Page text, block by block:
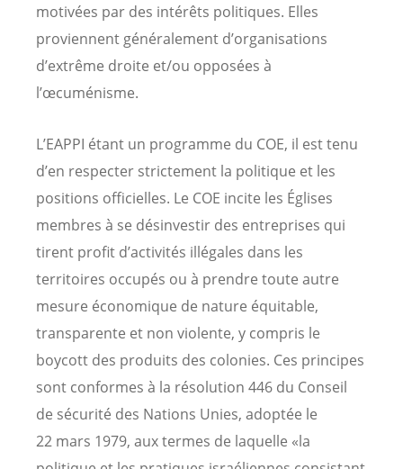
motivées par des intérêts politiques. Elles
proviennent généralement d’organisations
d’extrême droite et/ou opposées à
l’œcuménisme.
L’EAPPI étant un programme du COE, il est tenu
d’en respecter strictement la politique et les
positions officielles. Le COE incite les Églises
membres à se désinvestir des entreprises qui
tirent profit d’activités illégales dans les
territoires occupés ou à prendre toute autre
mesure économique de nature équitable,
transparente et non violente, y compris le
boycott des produits des colonies. Ces principes
sont conformes à la résolution 446 du Conseil
de sécurité des Nations Unies, adoptée le
22 mars 1979, aux termes de laquelle «la